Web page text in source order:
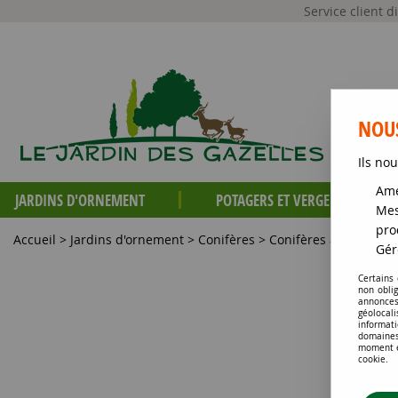
Service client
JARDINS D'ORNEMENT POTAGERS ET VERGERS
Accueil > Jardins d'ornement > Conifères > Conifères à moyen
Ils
Certains
non
moment
cookie.